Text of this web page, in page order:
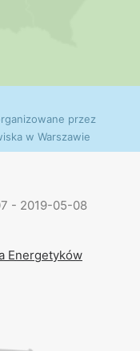
przez
w Warszawie
- 2019-05-08
Energetyków